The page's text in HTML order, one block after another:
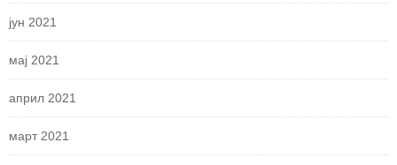
јун 2021
мај 2021
април 2021
март 2021